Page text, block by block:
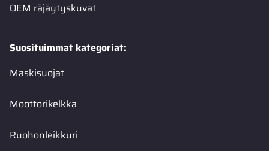
OEM räjäytyskuvat
Suosituimmat kategoriat:
Maskisuojat
Moottorikelkka
Ruohonleikkuri